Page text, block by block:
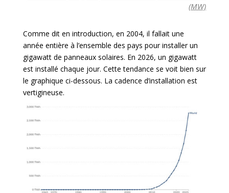
(MW)
Comme dit en introduction, en 2004, il fallait une
année entière à l’ensemble des pays pour installer un
gigawatt de panneaux solaires. En 2026, un gigawatt
est installé chaque jour. Cette tendance se voit bien sur
le graphique ci-dessous. La cadence d’installation est
vertigineuse.